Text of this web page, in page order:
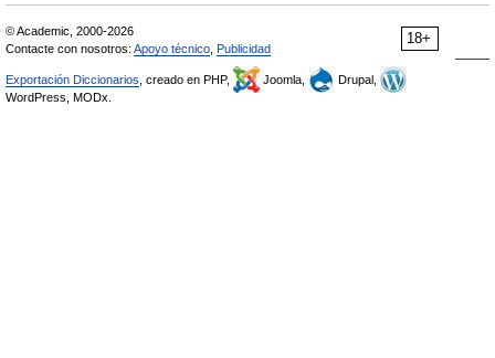
18+
© Academic, 2000-2026
Contacte con nosotros: Apoyo técnico Publicidad
Exportación Diccionarios , creado en PHP, Joomla,
Drupal,
WordPress, MODx.